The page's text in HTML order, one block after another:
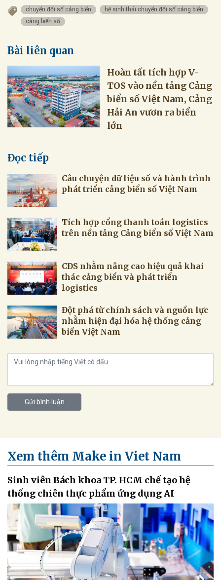
chuyển đổi số cảng biển
hệ sinh thái chuyển đổi số cảng biển
cảng biển số
Bài liên quan
Hoàn tất tích hợp V-
TOS vào nền tảng Cảng
biển số Việt Nam, Cảng
Hải An vươn ra biển
lớn
Đọc tiếp
Câu chuyện dữ liệu số và hành trình
phát triển cảng biển số Việt Nam
Tích hợp cổng thanh toán logistics
trên nền tảng Cảng biển số Việt Nam
CĐS nhằm nâng cao hiệu quả khai
thác cảng biển và phát triển
logistics
Đột phá từ chính sách và nguồn lực
nhằm hiện đại hóa hệ thống cảng
biển Việt Nam
Gửi bình luận
Xem thêm Make in Viet Nam
Sinh viên Bách khoa TP. HCM chế tạo hệ
thống chiên thực phẩm ứng dụng AI